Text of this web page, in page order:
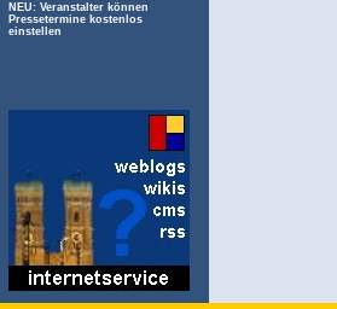
NEU: Veranstalter können
Pressetermine kostenlos
einstellen